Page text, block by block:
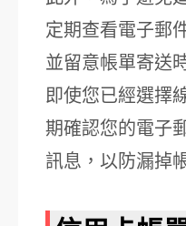
定期查看電子郵
並留意帳單寄送
即使您已經選擇
期確認您的電子
訊息，以防漏掉